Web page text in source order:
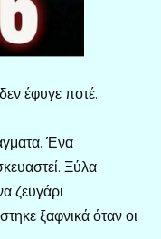
έφυγε ποτέ.
Ένα
Ξύλα
ζευγάρι
ξαφνικά όταν οι